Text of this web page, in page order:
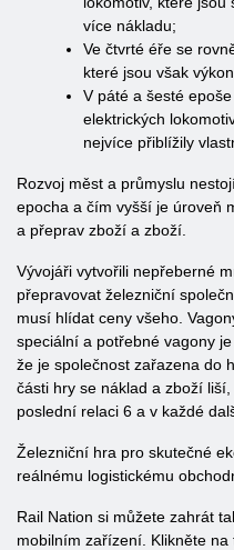
více nákladu;
Ve čtvrté éře se
které jsou však
V páté a šesté
elektrických
nejvíce přiblížily
Rozvoj měst a průmyslu
epocha a čím vyšší je úroveň
a přeprav zboží a zboží.
Vývojáři vytvořili nepřeberné
přepravovat železniční
musí hlídat ceny všeho.
speciální a potřebné vagony
že je společnost zařazena do
části hry se náklad a zboží
poslední relaci 6 a v každé
Železniční hra pro skutečné
reálnému logistickému
Rail Nation si můžete zahrát
mobilním zařízení. Klikněte